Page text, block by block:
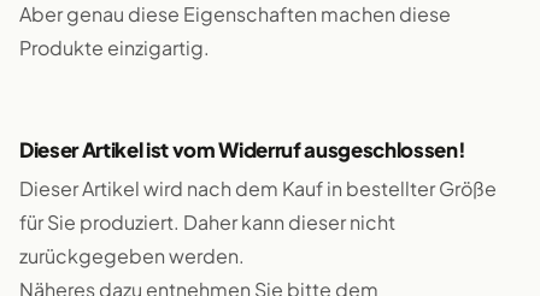
Aber genau diese Eigenschaften machen diese
Produkte einzigartig.
Dieser Artikel ist vom Widerruf ausgeschlossen!
Dieser Artikel wird nach dem Kauf in bestellter Größe
für Sie produziert. Daher kann dieser nicht
zurückgegeben werden.
Näheres dazu entnehmen Sie bitte dem